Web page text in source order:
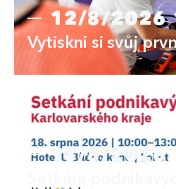
12/8/2026
Vytiskni si svůj
18/8/2026
Setkání